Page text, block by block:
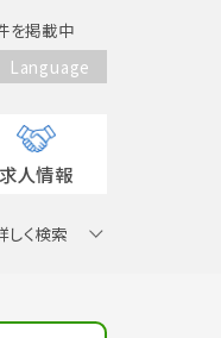
を掲載中
Language
求人情報
しく検索